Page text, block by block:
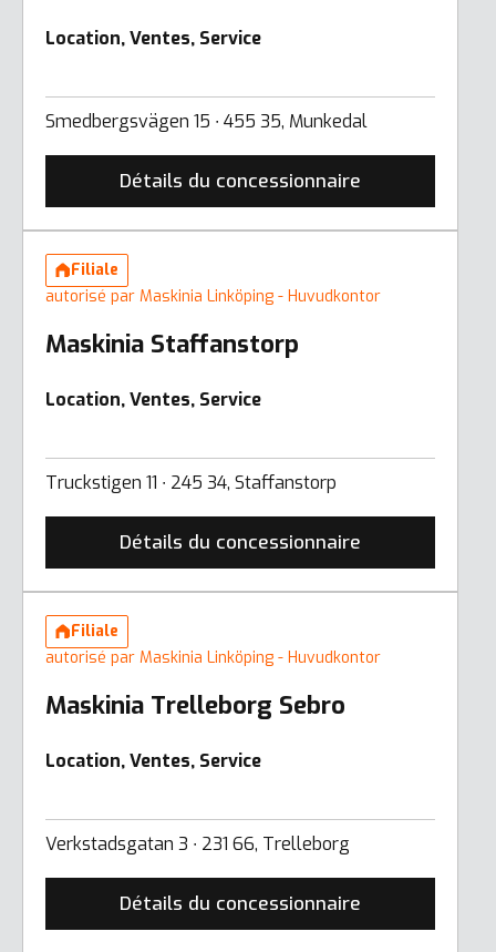
Location, Ventes, Service
Smedbergsvägen 15 ∙ 455 35, Munkedal
Détails du concessionnaire
Filiale
autorisé par Maskinia Linköping - Huvudkontor
Maskinia Staffanstorp
Location, Ventes, Service
Truckstigen 11 ∙ 245 34, Staffanstorp
Détails du concessionnaire
Filiale
autorisé par Maskinia Linköping - Huvudkontor
Maskinia Trelleborg Sebro
Location, Ventes, Service
Verkstadsgatan 3 ∙ 231 66, Trelleborg
Détails du concessionnaire